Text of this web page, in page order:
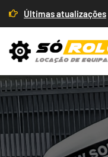
Últimas atualizações